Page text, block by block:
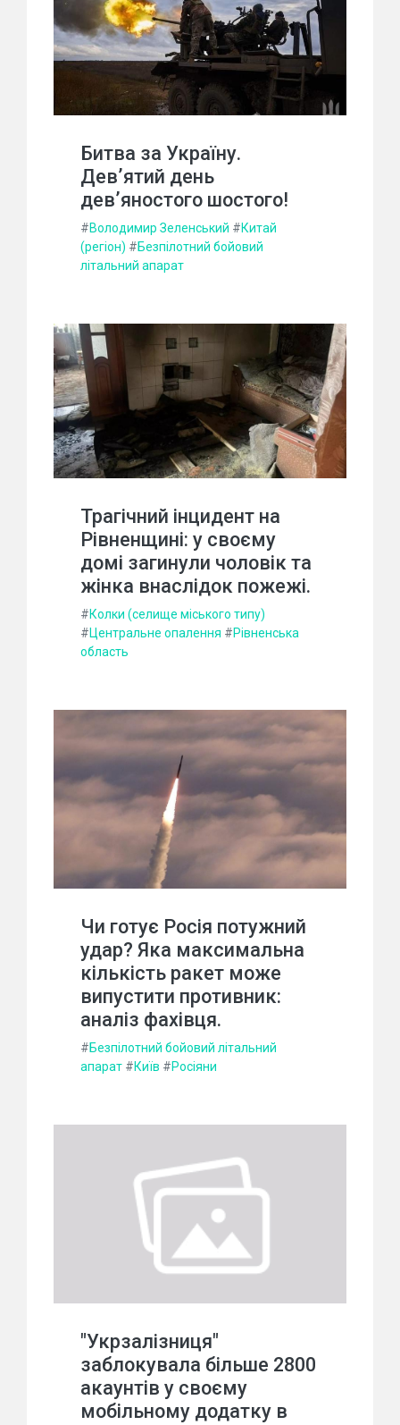
Битва за Україну.
Дев’ятий день
дев’яностого шостого!
#Володимир Зеленський #Китай
(регіон) #Безпілотний бойовий
літальний апарат
Трагічний інцидент на
Рівненщині: у своєму
домі загинули чоловік та
жінка внаслідок пожежі.
#Колки (селище міського типу)
#Центральне опалення #Рівненська
область
Чи готує Росія потужний
удар? Яка максимальна
кількість ракет може
випустити противник:
аналіз фахівця.
#Безпілотний бойовий літальний
апарат #Київ #Росіяни
"Укрзалізниця"
заблокувала більше 2800
акаунтів у своєму
мобільному додатку в